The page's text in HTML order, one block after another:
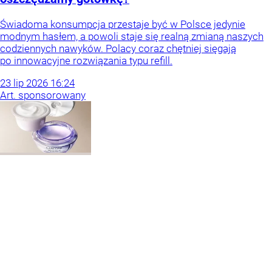
Świadoma konsumpcja przestaje być w Polsce jedynie
modnym hasłem, a powoli staje się realną zmianą naszych
codziennych nawyków. Polacy coraz chętniej sięgają
po innowacyjne rozwiązania typu refill.
23 lip 2026 16:24
Art. sponsorowany